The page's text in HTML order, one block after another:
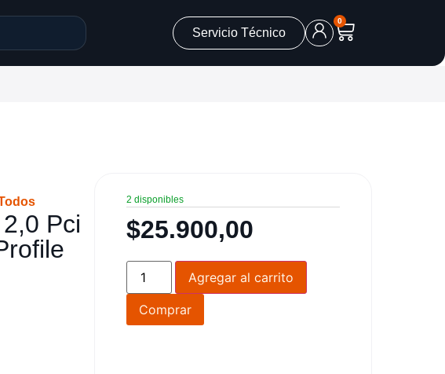
Servicio Técnico
0
Pci
2 disponibles
$25.900,00
Agregar al carrito
Comprar